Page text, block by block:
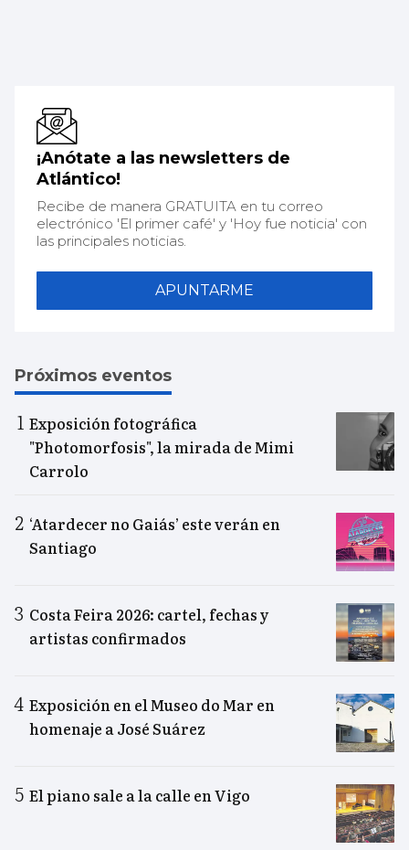
¡Anótate a las newsletters de
Atlántico!
Recibe de manera GRATUITA en tu correo
electrónico 'El primer café' y 'Hoy fue noticia' con
las principales noticias.
APUNTARME
Próximos eventos
Exposición fotográfica
"Photomorfosis", la mirada de Mimi
Carrolo
‘Atardecer no Gaiás’ este verán en
Santiago
Costa Feira 2026: cartel, fechas y
artistas confirmados
Exposición en el Museo do Mar en
homenaje a José Suárez
El piano sale a la calle en Vigo